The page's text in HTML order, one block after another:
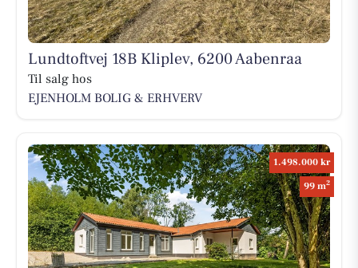
Lundtoftvej 18B Kliplev, 6200 Aabenraa
Til salg hos
EJENHOLM BOLIG & ERHVERV
1.498.000 kr
99 m2